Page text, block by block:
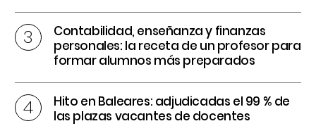
Contabilidad, enseñanza y finanzas
personales: la receta de un profesor para
formar alumnos más preparados
Hito en Baleares: adjudicadas el 99 % de
las plazas vacantes de docentes